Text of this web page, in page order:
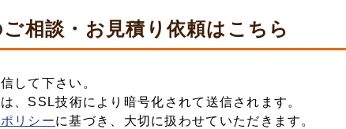
ご相談・お見積り依頼はこちら
して下さい。
、SSL技術により暗号化されて送信されます。
リシーに基づき、大切に扱わせていただきます。